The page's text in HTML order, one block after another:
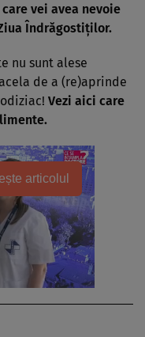
vei avea nevoie
Îndrăgostiţilor.
nu sunt alese
de a (re)aprinde
Vezi aici care
articolul